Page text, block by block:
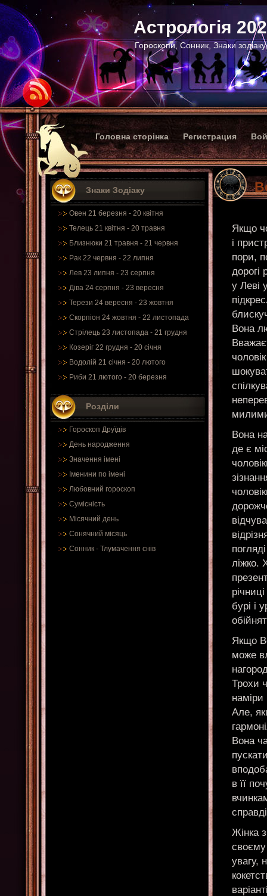
Астрологія
Гороскопи, Сонник, Знаки
Головна сторінка Регистрация
Знаки Зодіаку
Овен 21 березня - 20 квітня
Телець 21 квітня - 20 травня
Близнюки 21 травня - 21 червня
Рак 22 червня - 22 липня
Лев 23 липня - 23 серпня
Діва 24 серпня - 23 вересня
Терези 24 вересня - 23 жовтня
Скорпіон 24 жовтня - 22 листопада
Стрілець 23 листопада - 21 грудня
Козеріг 22 грудня - 20 січня
Водолій 21 січня - 20 лютого
Риби 21 лютого - 20 березня
Розділи
Гороскоп Друїдів
День народження
Значення імені
Іменини по імені
Любовний гороскоп
Сумісність
Місячний день
Сонячний місяць
Сонник - Тлумачення снів
Якщо
і
пори,
дорогі
у Леві
Вона
Вона
де є
ліжко.
бурі і
Якщо
може
Трохи
наміри
Але,
Вона
в її
Жінка
увагу,